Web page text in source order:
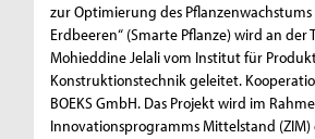
zur Optimierung des
Erdbeeren“ (Smarte Pflanze) wird an der
Mohieddine Jelali vom Institut für
Konstruktionstechnik geleitet.
BOEKS GmbH. Das Projekt wird im
Innovationsprogramms Mittelstand (ZIM)